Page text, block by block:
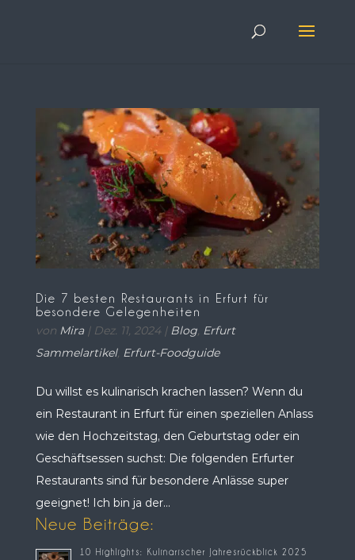
Die 7 besten Restaurants in Erfurt für
besondere Gelegenheiten
von Mira| Dez. 11, 2024| Blog, Erfurt
Sammelartikel, Erfurt-Foodguide
Du willst es kulinarisch krachen lassen? Wenn du
ein Restaurant in Erfurt für einen speziellen Anlass
wie den Hochzeitstag, den Geburtstag oder ein
Geschäftsessen suchst: Die folgenden Erfurter
Restaurants sind für besondere Anlässe super
geeignet! Ich bin ja der...
Neue Beiträge:
10 Highlights: Kulinarischer Jahresrückblick 2025